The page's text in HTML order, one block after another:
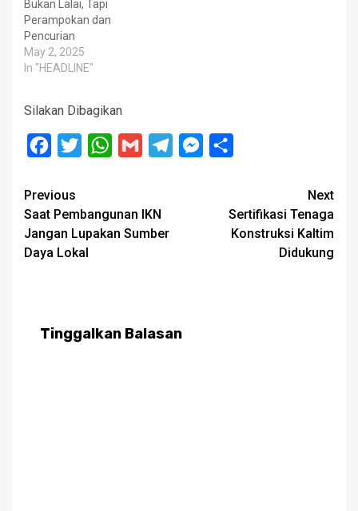
Bukan Lalai, Tapi
Perampokan dan
Pencurian
May 2, 2025
In "HEADLINE"
Silakan Dibagikan
Facebook
Twitter WhatsApp
Gmail TelegramMessenger
Post
navigation
Previous
Saat Pembangunan IKN
Jangan Lupakan Sumber
Daya Lokal
Next
Sertifikasi Tenaga
Konstruksi Kaltim
Didukung
Tinggalkan Balasan